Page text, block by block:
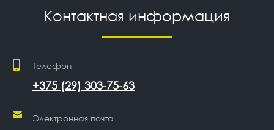
Контактная информация
Телефон
+375 (29) 303-75-63
Электронная почта